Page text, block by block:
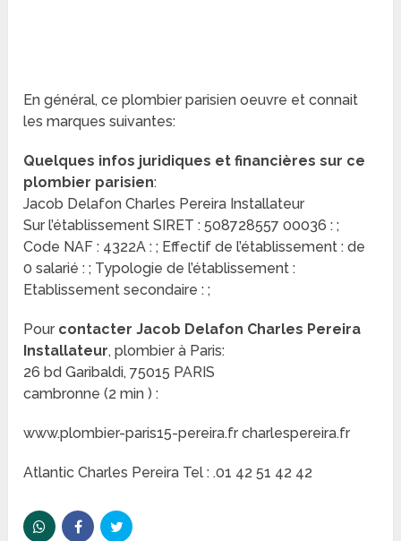
En général, ce plombier parisien oeuvre et connait
les marques suivantes:
Quelques infos juridiques et financières sur ce
plombier parisien:
Jacob Delafon Charles Pereira Installateur
Sur l’établissement SIRET : 508728557 00036 : ;
Code NAF : 4322A : ; Effectif de l’établissement : de
0 salarié : ; Typologie de l’établissement :
Etablissement secondaire : ;
Pour contacter Jacob Delafon Charles Pereira
Installateur, plombier à Paris:
26 bd Garibaldi, 75015 PARIS
cambronne (2 min ) :
www.plombier-paris15-pereira.fr charlespereira.fr
Atlantic Charles Pereira Tel : .01 42 51 42 42